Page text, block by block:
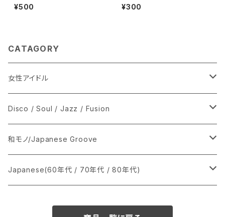
¥500 ¥300
CATAGORY
女性アイドル
シングル盤
あ行
か行
LP
CD
Disco / Soul / Jazz / Fusion
シングル盤
A
12インチ・シングル
和モノ/Japanese Groove
シングル盤
Japanese(60年代 / 70年代 / 80年代)